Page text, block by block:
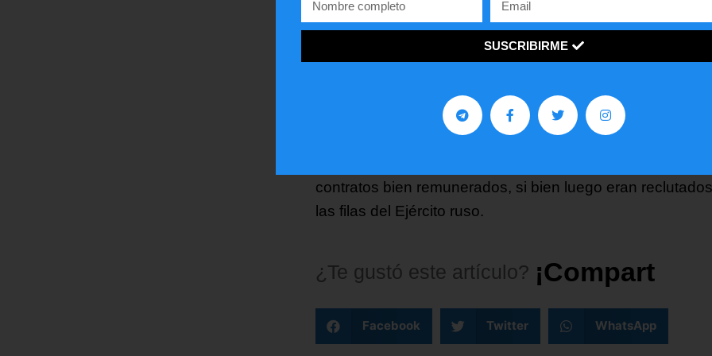
historia de lucha conjunta por la justicia».
El objetivo de la visita era «dialogar directamente con las
reclutamiento engañosas o falsas promesas de empleo».
Los servicios de Inteligencia kenianos creen que más de
contratos bien remunerados, si bien luego eran
las filas del Ejército ruso.
¿Te gustó este artículo? ¡Compart
Facebook Twitter WhatsApp
SUSCRIBIRME